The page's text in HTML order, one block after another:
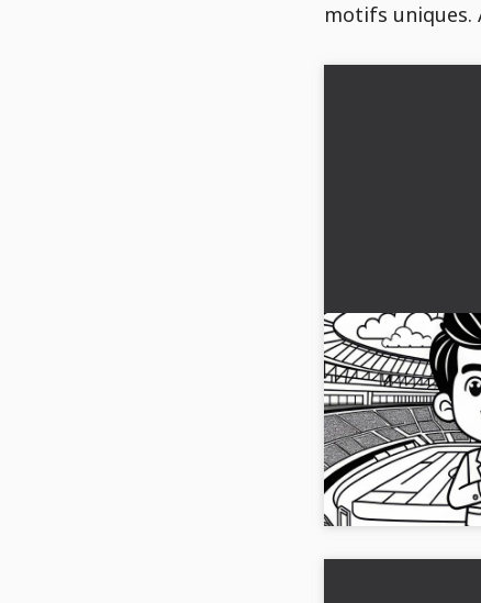
motifs uniques.
Image à
stade facile
Une image à
commentateur de
Télécharge-la
colorie-la en ligne !...